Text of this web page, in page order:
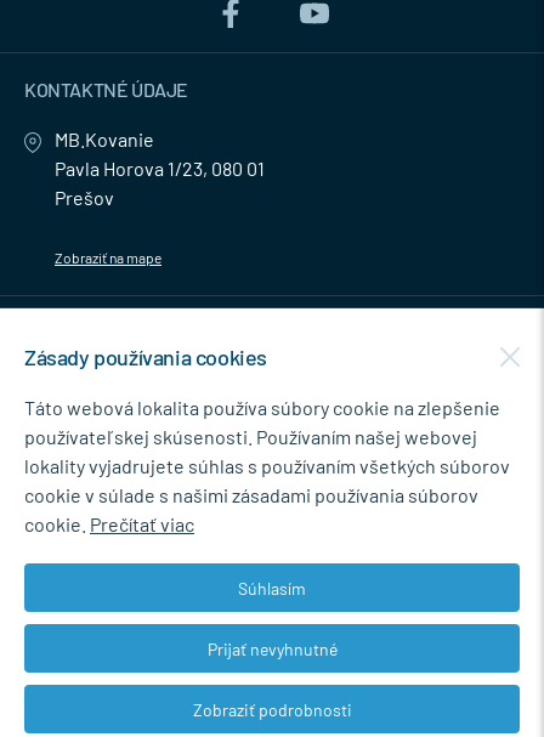
KONTAKTNÉ ÚDAJE
MB.Kovanie
Pavla Horova 1/23, 080 01
Prešov
Zobraziť na mape
NEWSLETTER
Súhlasím so spracovaním osobných údajov pre marketingové účely.
Zásady ochrany osobných údajov
© 2026 Marián Kokoška - MB.Kovanie
Web dizajn: MARLOW DESIGN
Zásady používania cookies
Táto webová lokalita používa súbory cookie na zlepšenie
používateľskej skúsenosti. Používaním našej webovej
lokality vyjadrujete súhlas s používaním všetkých súborov
cookie v súlade s našimi zásadami používania súborov
cookie. Prečítať viac
Súhlasím
Prijať nevyhnutné
Zobraziť podrobnosti